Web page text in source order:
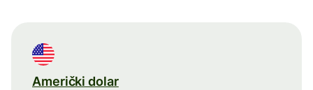
Američki dolar